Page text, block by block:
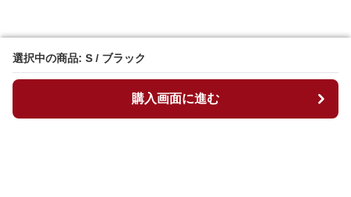
選択中の商品: S / ブラック
購入画面に進む
選択中の商品: S / ブラック
購入画面に進む